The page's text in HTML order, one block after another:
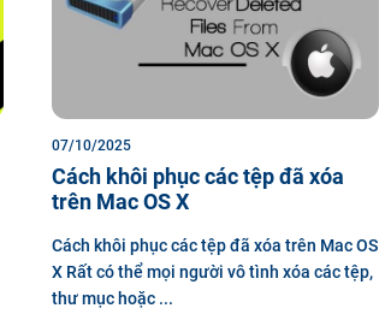
07/10/2025
Cách khôi phục các tệp đã xóa
trên Mac OS X
Cách khôi phục các tệp đã xóa trên Mac OS
X Rất có thể mọi người vô tình xóa các tệp,
thư mục hoặc ...